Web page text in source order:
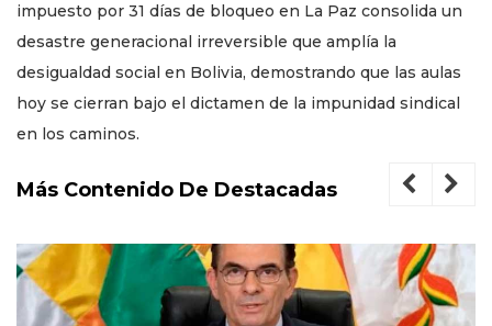
impuesto por 31 días de bloqueo en La Paz consolida un
desastre generacional irreversible que amplía la
desigualdad social en Bolivia, demostrando que las aulas
hoy se cierran bajo el dictamen de la impunidad sindical
en los caminos.
Más Contenido De Destacadas